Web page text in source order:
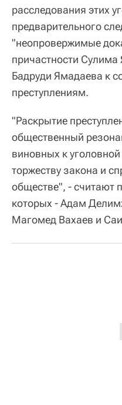
расследования этих
предварительного
"неопровержимые
причастности Сулима
Бадруди Ямадаева к
преступлениям.
"Раскрытие
общественный
виновных к
торжеству закона и
обществе", - считают
которых - Адам
Магомед Вахаев и